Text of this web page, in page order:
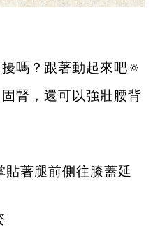
嗎？跟著動起來吧🔅
腎，還可以強壯腰背
著腿前側往膝蓋延